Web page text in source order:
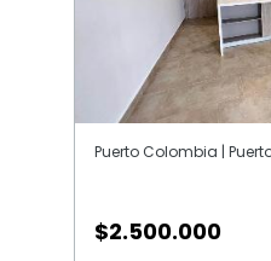
Puerto Colombia |
$2.500.000